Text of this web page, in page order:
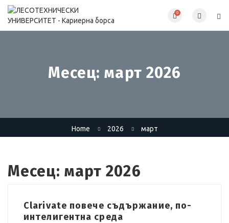
0
Месец:март 2026
Home 2026 март
Месец: март 2026
Clarivate повече съдържание, по-
интелигентна среда